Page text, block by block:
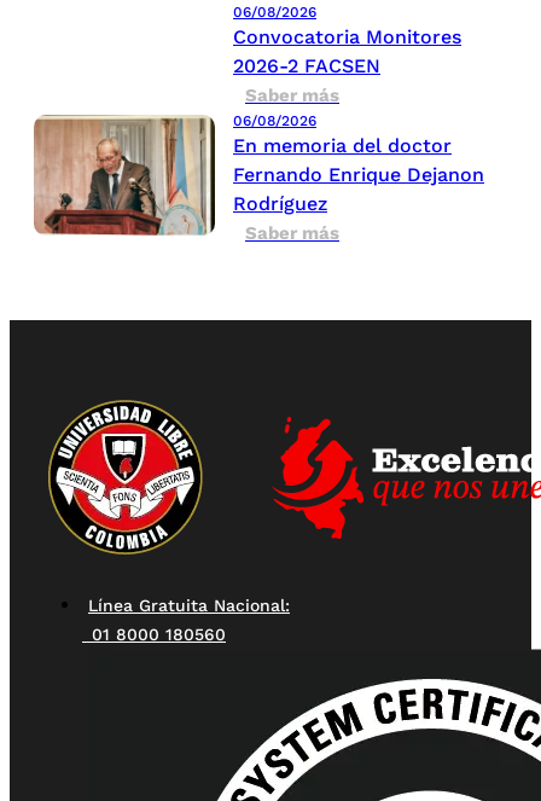
06/08/2026
Convocatoria Monitores
2026-2 FACSEN
Saber más
06/08/2026
En memoria del doctor
Fernando Enrique Dejanon
Rodríguez
Saber más
Línea Gratuita Nacional:
01 8000 180560